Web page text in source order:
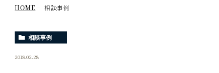
HOME 相談事例
相談事例
2018.02.28